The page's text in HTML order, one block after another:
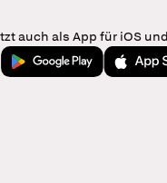
auch als App für iOS
Jetzt bei Google Play
Laden im